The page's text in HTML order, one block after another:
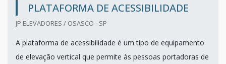
PLATAFORMA DE ACESSIBILIDADE
JP ELEVADORES / OSASCO - SP
A plataforma de acessibilidade é um tipo de equipamento
de elevação vertical que permite às pessoas portadoras de